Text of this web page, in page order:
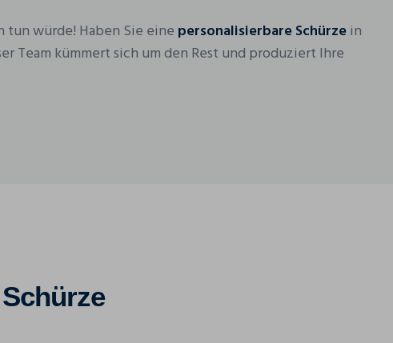
tun würde! Haben Sie eine personalisierbare Schürzein
Team kümmert sich um den Rest und produziert Ihre